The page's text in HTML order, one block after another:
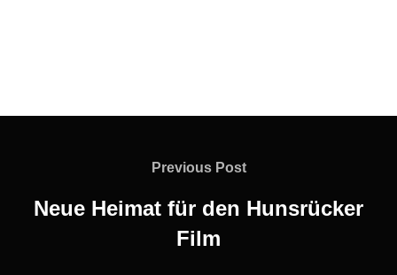
Previous
Previous Post
Neue Heimat für den Hunsrücker
Film